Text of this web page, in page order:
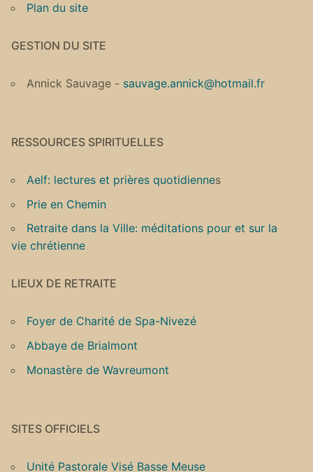
Plan du site
GESTION DU SITE
Annick Sauvage - sauvage.annick@hotmail.fr
RESSOURCES SPIRITUELLES
Aelf: lectures et prières quotidiennes
Prie en Chemin
Retraite dans la Ville: méditations pour et sur la
vie chrétienne
LIEUX DE RETRAITE
Foyer de Charité de Spa-Nivezé
Abbaye de Brialmont
Monastère de Wavreumont
SITES OFFICIELS
Unité Pastorale Visé Basse Meuse